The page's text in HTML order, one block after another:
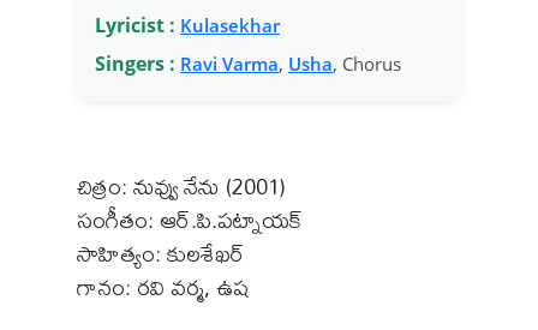
Lyricist : Kulasekhar
Singers : Ravi Varma, Usha, Chorus
చిత్రం: నువ్వు నేను (2001)
సంగీతం: ఆర్.పి.పట్నాయక్
సాహిత్యం: కులశేఖర్
గానం: రవి వర్మ, ఉష